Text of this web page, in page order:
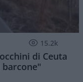
15.2k
di Ceuta
barcone"